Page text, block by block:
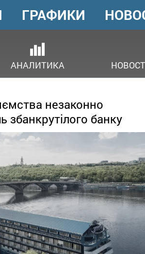
АНАЛИТИКА
ГРАФИКИ
незаконно
збанкрутілого банку